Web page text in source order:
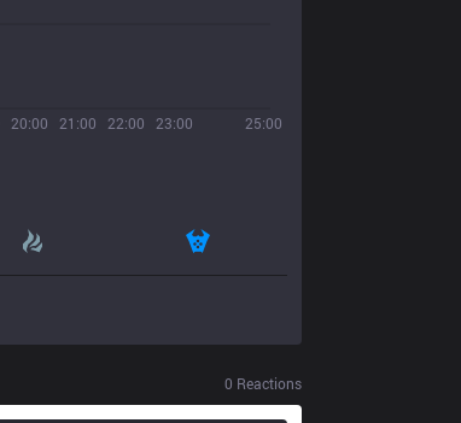
20:00 21:00 22:00 23:00 25:00
0 Reactions